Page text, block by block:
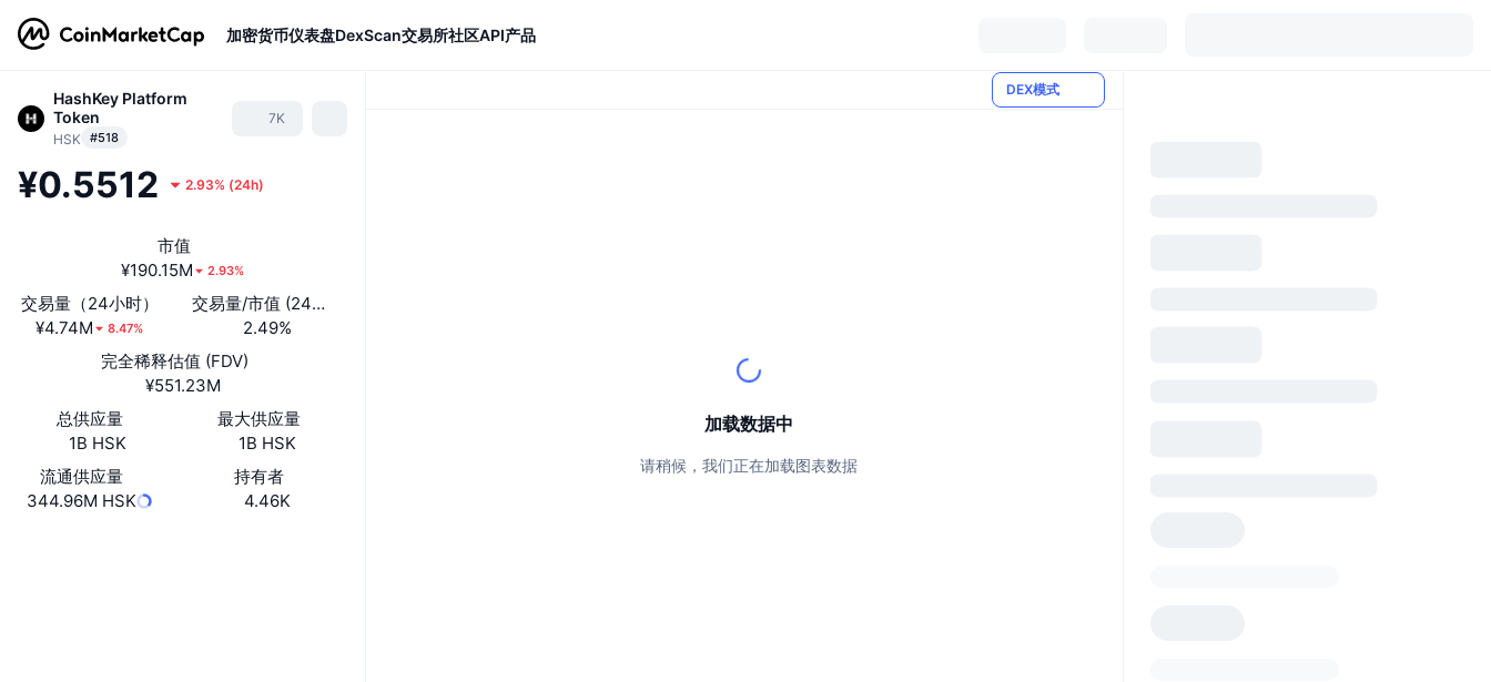
加密货币仪表盘DexScan交易所社区API产品
HashKey Platform
Token
HSK #518
7K
¥0.5512 2.93% (24h)
市值
¥190.15M
2.93%
交易量（24小时）
¥4.74M
8.47%
交易量/市值 (24小时)
2.49%
完全稀释估值 (FDV)
¥551.23M
总供应量
1B HSK
最大供应量
1B HSK
流通供应量
344.96M HSK
持有者
4.46K
DEX模式
加载数据中
请稍候，我们正在加载图表数据